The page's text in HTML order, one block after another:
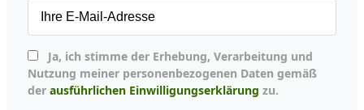
Nutzung meiner personenbezogenen Daten gemäß
der ausführlichen Einwilligungserklärung zu.